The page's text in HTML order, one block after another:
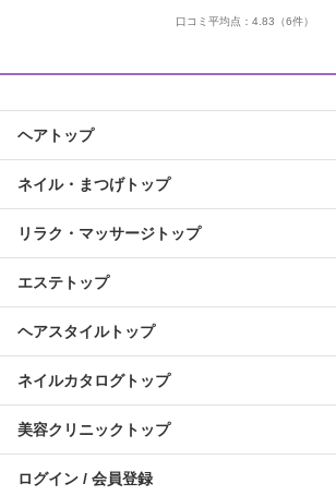
口コミ平均点： 4.83 （6件）
ヘアトップ
ネイル・まつげトップ
リラク・マッサージトップ
エステトップ
ヘアスタイルトップ
ネイルカタログトップ
美容クリニックトップ
ログイン / 会員登録